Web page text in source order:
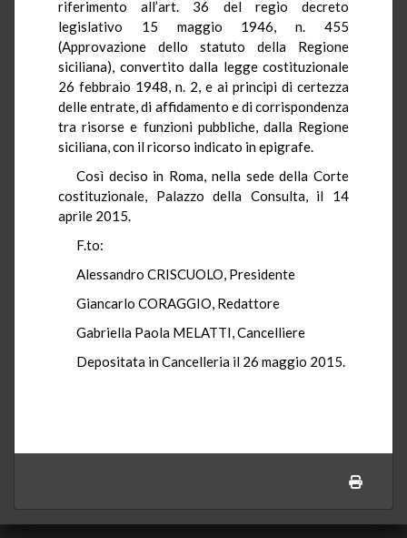
riferimento all’art. 36 del regio decreto
legislativo 15 maggio 1946, n. 455
(Approvazione dello statuto della Regione
siciliana), convertito dalla legge costituzionale
26 febbraio 1948, n. 2, e ai principi di certezza
delle entrate, di affidamento e di corrispondenza
tra risorse e funzioni pubbliche, dalla Regione
siciliana, con il ricorso indicato in epigrafe.
Così deciso in Roma, nella sede della Corte
costituzionale, Palazzo della Consulta, il 14
aprile 2015.
F.to:
Alessandro CRISCUOLO, Presidente
Giancarlo CORAGGIO, Redattore
Gabriella Paola MELATTI, Cancelliere
Depositata in Cancelleria il 26 maggio 2015.